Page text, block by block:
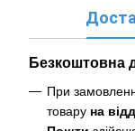
Безкоштовна
При
товару на